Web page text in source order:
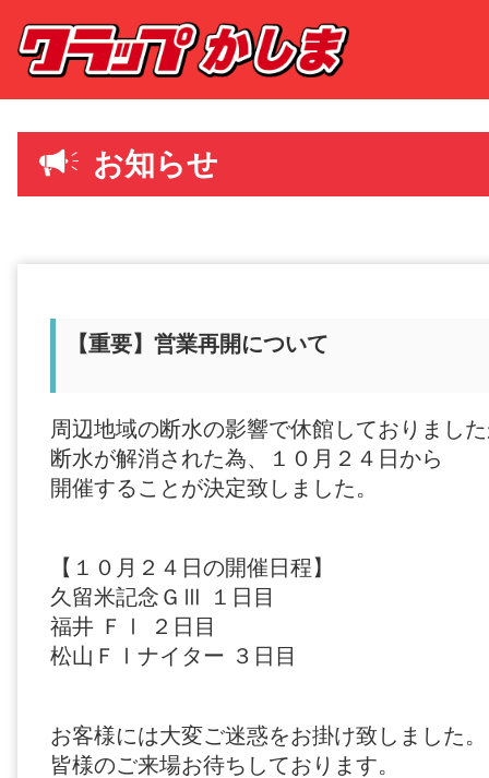
お知らせ
【重要】営業再開について
周辺地域の断水の影響で休館しておりまし
断水が解消された為、１０月２４日から
開催することが決定致しました。
【１０月２４日の開催日程】
久留米記念ＧⅢ １日目
福井 ＦⅠ ２日目
松山ＦⅠナイター ３日目
お客様には大変ご迷惑をお掛け致しました。
皆様のご来場お待ちしております。